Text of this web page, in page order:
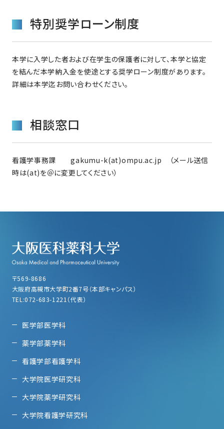
特別奨学ローン制度
本学に入学した者および在学生の保護者に対して、本学と協定
を結んだ本学納入金を使途とする奨学ローン制度があります。
詳細は本学迄お問い合わせください。
相談窓口
看護学事務課 gakumu-k(at)ompu.ac.jp （メール送信
時は(at)を＠に変更してください）
〒569-8686
大阪府高槻市大学町2番7号（本部キャンパス）
TEL:072-683-1221（代表）
医学部医学科
薬学部薬学科
看護学部看護学科
大学院医学研究科
大学院薬学研究科
大学院看護学研究科